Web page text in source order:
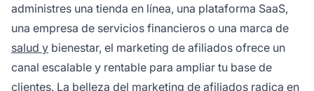
administres una tienda en línea, una plataforma SaaS,
una empresa de servicios financieros o una marca de
salud y bienestar, el marketing de afiliados ofrece un
canal escalable y rentable para ampliar tu base de
clientes. La belleza del marketing de afiliados radica en